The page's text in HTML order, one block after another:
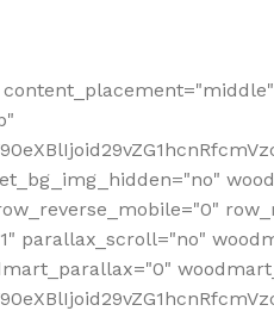
parallax_scroll="no"